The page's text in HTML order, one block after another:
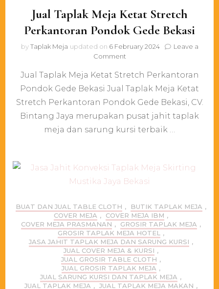
Jual Taplak Meja Ketat Stretch
Perkantoran Pondok Gede Bekasi
byTaplak Meja updated on 6 February 2024
Leave a
Commenton
Taplak
Meja
Ketat
Stretch
Perkantoran
Gede
Jual Taplak Meja Ketat Stretch Perkantoran
Pondok Gede Bekasi Jual Taplak Meja Ketat
Stretch Perkantoran Pondok Gede Bekasi, CV.
Bintang Jaya merupakan pusat jahit taplak
meja dan sarung kursi terbaik …
BUAT DAN JUAL TABLE CLOTH , BUTIK TAPLAK MEJA ,
COVER MEJA , COVER MEJA IBM ,
COVER MEJA PRASMANAN , GROSIR TAPLAK MEJA ,
GROSIR TAPLAK MEJA HOTEL
,
JASA JAHIT TAPLAK MEJA DAN SARUNG KURSI ,
JUAL COVER MEJA & KURSI ,
JUAL GROSIR TABLE CLOTH ,
JUAL GROSIR TAPLAK MEJA ,
JUAL SARUNG KURSI DAN TAPLAK MEJA ,
JUAL TAPLAK MEJA , JUAL TAPLAK MEJA MAKAN ,